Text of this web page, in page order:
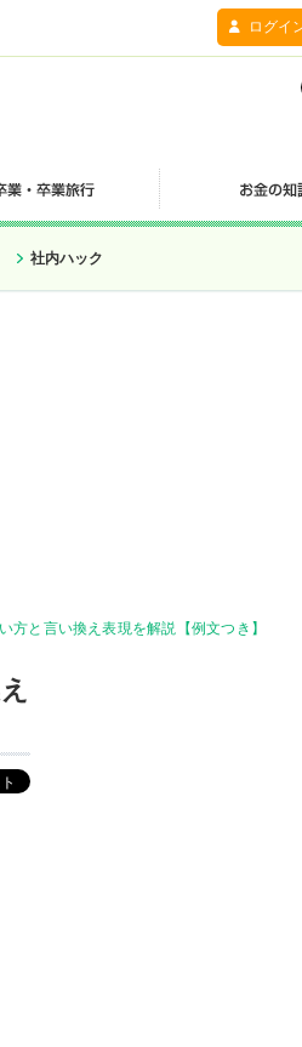
ログイ
社内ハック
方と言い換え表現を解説【例文つき】